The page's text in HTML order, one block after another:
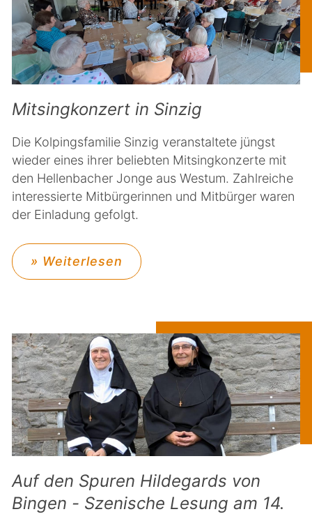
Mitsingkonzert in Sinzig
Die Kolpingsfamilie Sinzig veranstaltete jüngst
wieder eines ihrer beliebten Mitsingkonzerte mit
den Hellenbacher Jonge aus Westum. Zahlreiche
interessierte Mitbürgerinnen und Mitbürger waren
der Einladung gefolgt.
» Weiterlesen
Auf den Spuren Hildegards von
Bingen - Szenische Lesung am 14.